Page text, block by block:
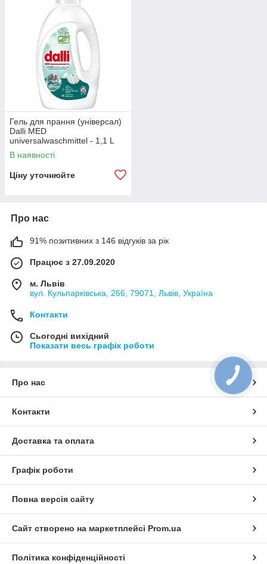
Гель для прання (універсал)
Dalli MED
universalwaschmittel - 1,1 L
В наявності
Ціну уточнюйте
Про нас
91% позитивних з 146 відгуків за рік
Працює з 27.09.2020
м. Львів
вул. Кульпарківська, 266, 79071, Львів, Україна
Контакти
Сьогодні вихідний
Показати весь графік роботи
Про нас
Контакти
Доставка та оплата
Графік роботи
Повна версія сайту
Сайт створено на маркетплейсі Prom.ua
Політика конфіденційності